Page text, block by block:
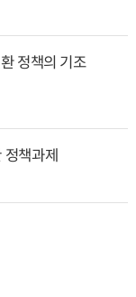
정책의 기조
책과제